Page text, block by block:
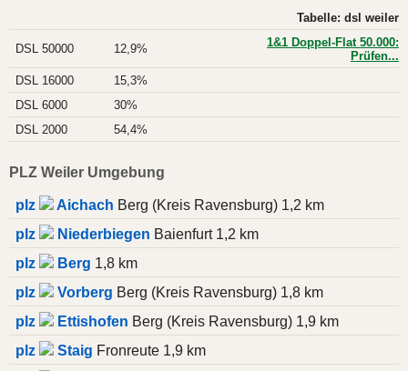
Tabelle: dsl weiler
DSL 50000 12,9%
1&1 Doppel-Flat 50.000:
Prüfen...
DSL 16000
15,3%
DSL 6000
30%
DSL 2000
54,4%
PLZ Weiler Umgebung
plz Aichach Berg (Kreis Ravensburg) 1,2 km
plz
Niederbiegen Baienfurt 1,2 km
plz
Berg 1,8 km
plz
Vorberg Berg (Kreis Ravensburg) 1,8 km
plz
Ettishofen Berg (Kreis Ravensburg) 1,9 km
plz
Staig Fronreute 1,9 km